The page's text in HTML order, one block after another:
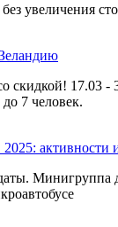
увеличения
скидкой! 17.03 -
7 человек.
активности
Минигруппа